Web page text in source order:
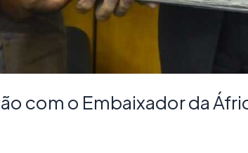
com o Embaixador da